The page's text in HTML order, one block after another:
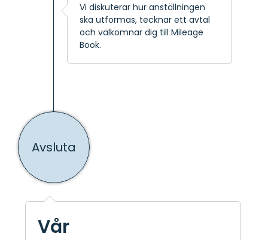
Vi diskuterar hur anställningen
ska utformas, tecknar ett avtal
och välkomnar dig till Mileage
Book.
Avsluta
Vår